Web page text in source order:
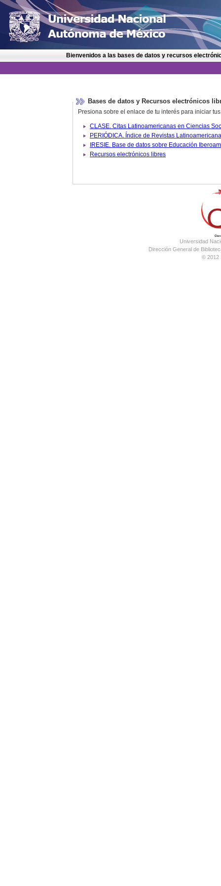
Bienvenidos a las bases de datos y recursos
Bases de datos y Recursos electrónicos
Presiona sobre el enlace de tu interés para iniciar
IRESIE. Base de datos
Recursos electrónicos libres
Universidad
Dirección General de
© 2012